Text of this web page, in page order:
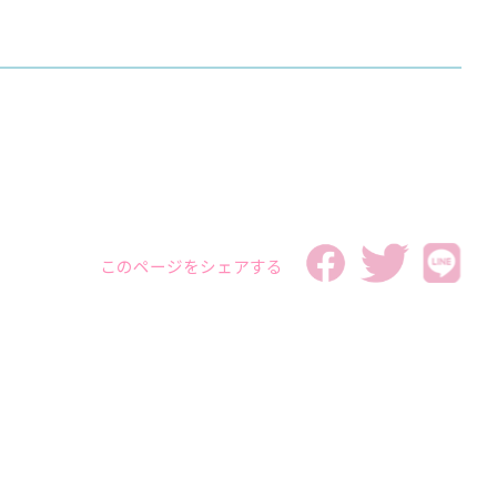
このページをシェアする